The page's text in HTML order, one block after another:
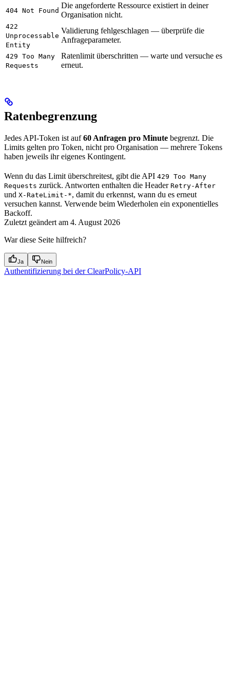
404 Not Found
Die angeforderte Ressource existiert in deiner
Organisation nicht.
422
Unprocessable
Entity
Validierung fehlgeschlagen — überprüfe die
Anfrageparameter.
429 Too Many
Requests
Ratenlimit überschritten — warte und versuche es
erneut.
Ratenbegrenzung
Jedes API-Token ist auf60 Anfragen pro Minute begrenzt. Die
Limits gelten pro Token, nicht pro Organisation — mehrere Tokens
haben jeweils ihr eigenes Kontingent.
Wenn du das Limit überschreitest, gibt die API 429 Too Many
Requests zurück. Antworten enthalten die Header Retry-After
und X-RateLimit-*, damit du erkennst, wann du es erneut
versuchen kannst. Verwende beim Wiederholen ein exponentielles
Backoff.
Zuletzt geändert am 4. August 2026
War diese Seite hilfreich?
Ja Nein
Authentifizierung bei der ClearPolicy-API